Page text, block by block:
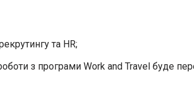
та HR;
з програми Work and Travel буде